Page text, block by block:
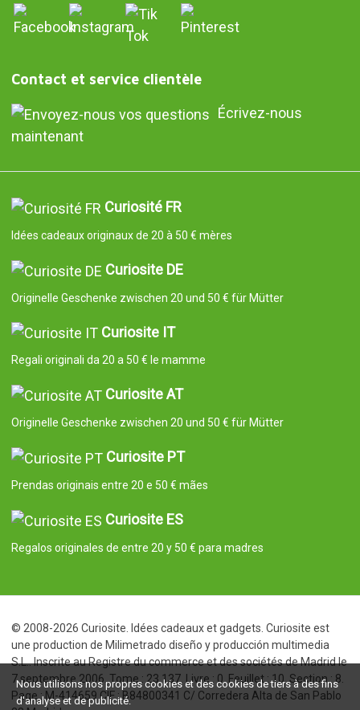
Contact et service clientèle
Écrivez-nous
maintenant
Curiosité FR
Idées cadeaux originaux de 20 à 50 € mères
Curiosite DE
Originelle Geschenke zwischen 20 und 50 € für Mütter
Curiosite IT
Regali originali da 20 a 50 € le mamme
Curiosite AT
Originelle Geschenke zwischen 20 und 50 € für Mütter
Curiosite PT
Prendas originais entre 20 e 50 € mães
Curiosite ES
Regalos originales de entre 20 y 50 € para madres
© 2008-2026 Curiosite. Idées cadeaux et gadgets. Curiosite est
une production de Milimetrado diseño y producción multimedia
S.L.. Inscrite au Registre du commerce et des sociétés de Madrid le
7 septembre 2006. Tome : 23.137. Livre : 0. Feuillet : 10. Section : 8.
Page : M-414659 CIF : B84800341 C/ Corredera Alta de San Pablo
Nous utilisons nos propres cookies et des cookies de tiers à des fins
d'analyse et de publicité.